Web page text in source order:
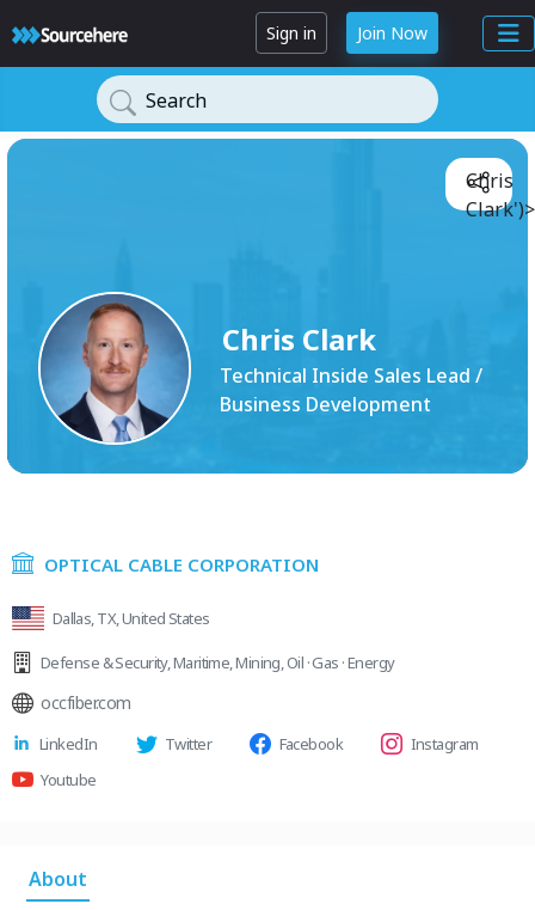
Sign in Join Now
Search
Chris Clark
Technical Inside Sales Lead /
Business Development
Chris
Clark')>
OPTICAL CABLE CORPORATION
Dallas, TX, United States
Defense & Security,Maritime,Mining,Oil · Gas · Energy
occfiber.com
LinkedIn Twitter Facebook
Instagram
Youtube
About